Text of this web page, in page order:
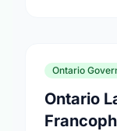
Ontario
Ontario